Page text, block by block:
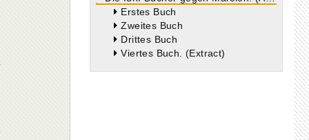
Erstes Buch
Zweites Buch
Drittes Buch
Viertes Buch. (Extract)